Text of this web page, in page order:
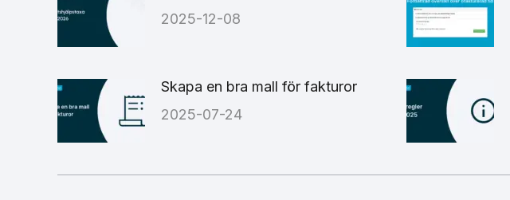
2025-12-08
Skapa en bra mall för fakturor
2025-07-24